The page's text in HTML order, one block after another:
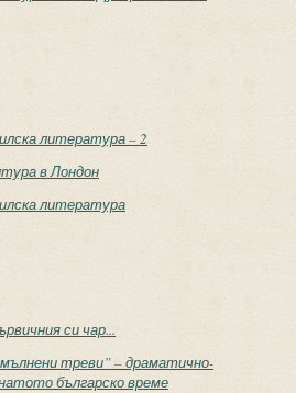
литература – 2
в Лондон
литература
си чар...
треви” – драматично-
българско време